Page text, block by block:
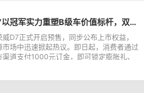
荣威D7以冠军实力重塑B级车价值标杆，双车将于明日正式上市
D7正式开启预售，同步公布上市权益，
市场中迅速掀起热议。即日起，消费者通过
渠道支付1000元订金，即可锁定膨胀礼、
焕新礼、增购礼、质保礼、流量礼、充电礼